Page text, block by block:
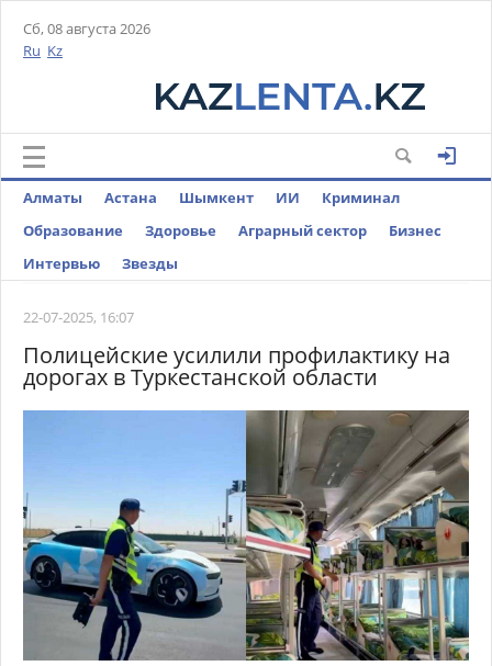
Сб, 08 августа 2026
Ru Kz
Алматы Астана Шымкент ИИ
Криминал
Образование
Здоровье Аграрный сектор
Бизнес
Интервью
Звезды
22-07-2025, 16:07
Полицейские усилили профилактику на
дорогах в Туркестанской области